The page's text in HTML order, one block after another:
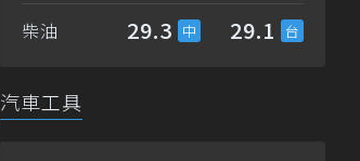
柴油 29.3 29.1
汽車工具